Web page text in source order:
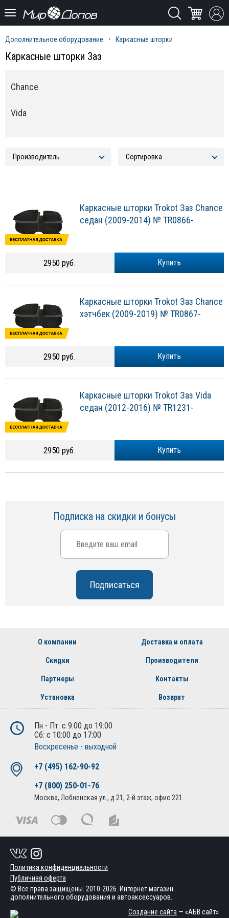
Дополнительное оборудование Каркасные шторки
Каркасные шторки Заз
Chance
Vida
Каркасные шторки Trokot Заз Chance
седан (2009-2014) № TR0866-
Купить
2950 руб.
Каркасные шторки Trokot Заз Chance
хэтчбек (2009-2019) № TR0867-
Купить
2950 руб.
Каркасные шторки Trokot Заз Vida
седан (2012-2016) № TR1231-
Купить
2950 руб.
Подписка на скидки и бонусы
О компании Доставка и оплата
Скидки Производители
Партнеры Контакты
Установка Возврат
Пн - Пт: с 9:00 до 19:00
Сб: с 10:00 до 17:00
Воскресенье - выходной
+7 (495) 162-90-92
+7 (800) 250-01-76
Москва, Лобненская ул., д.21, 2-й этаж, офис 221
Политика конфиденциальности
Публичная оферта
© Все права защищены. 2010-2026. Интернет магазин
дополнительного оборудования и автоаксессуаров.
Создание сайта — «АБВ сайт»